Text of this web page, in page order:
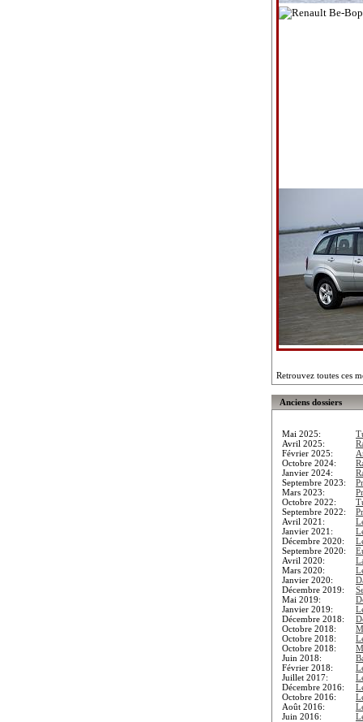
Retrouvez toutes ces
Anciens dossiers
Mai 2025:
Avril 2025:
Février 2025:
Octobre 2024:
Janvier 2024:
Septembre 2023:
Mars 2023:
Octobre 2022:
Septembre 2022:
Avril 2021:
Janvier 2021:
Décembre 2020:
Septembre 2020:
Avril 2020:
Mars 2020:
Janvier 2020:
Décembre 2019:
Mai 2019:
Janvier 2019:
Décembre 2018:
Octobre 2018:
Octobre 2018:
Octobre 2018:
Juin 2018:
Février 2018:
Juillet 2017:
Décembre 2016:
Octobre 2016:
Août 2016:
Juin 2016: